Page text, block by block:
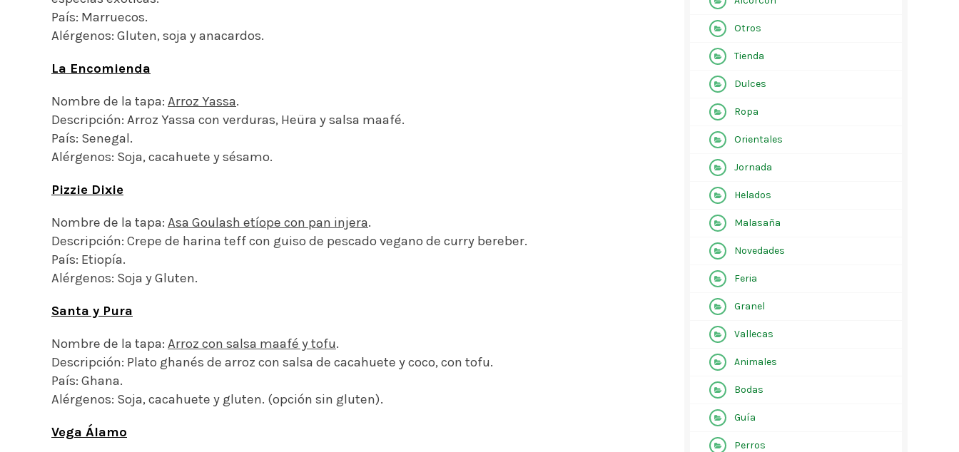
País: Marruecos.
Alérgenos: Gluten, soja y anacardos.
La Encomienda
Nombre de la tapa: Arroz Yassa.
Descripción: Arroz Yassa con verduras, Heüra y salsa maafé.
País: Senegal.
Alérgenos: Soja, cacahuete y sésamo.
Pizzie Dixie
Nombre de la tapa: Asa Goulash etíope con pan injera.
Descripción: Crepe de harina teff con guiso de pescado vegano de curry bereber.
País: Etiopía.
Alérgenos: Soja y Gluten.
Santa y Pura
Nombre de la tapa: Arroz con salsa maafé y tofu.
Descripción: Plato ghanés de arroz con salsa de cacahuete y coco, con tofu.
País: Ghana.
Alérgenos: Soja, cacahuete y gluten. (opción sin gluten).
Vega Álamo
Otros
Tienda
Dulces
Ropa
Orientales
Jornada
Helados
Malasaña
Novedades
Feria
Granel
Vallecas
Animales
Bodas
Guía
Perros